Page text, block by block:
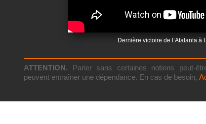
Dernière victoire de l’Atalanta à
ATTENTION. Parier sans certaines notions peut-
peuvent entraîner une dépendance. En cas de besoin,